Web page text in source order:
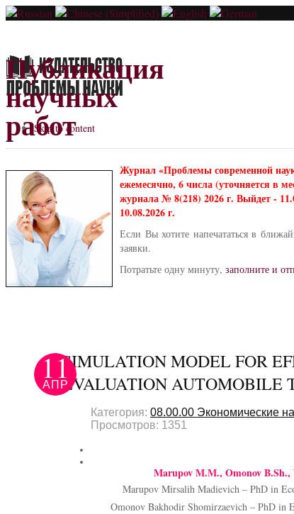
Публикация
научных
работ
Skip to content
Журнал «Проблемы современной
ежемесячно, 6 числа (уточняется в
журнала № 8(218) 2026 г. Выйдет -
10.08.2026 г.
Если Вы хотите напечататься в
заявки.
Потратьте одну минуту, заполните и
SIMULATION MODEL FOR
EVALUATION AUTOMOBILE
Категория: 08.00.00 Экономические
11
АПР
Просмотров: 1351
Marupov M.M., Omonov B.Sh.,
Marupov Mirsalih Madievich – PhD in
Omonov Bakhodir Shomirzaevich – PhD in